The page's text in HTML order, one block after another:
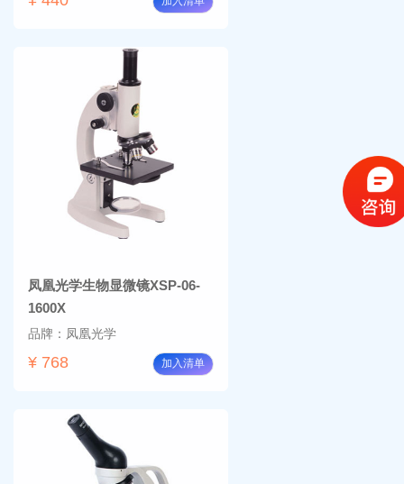
凤凰光学生物显微镜XSP-06-
1600X
品牌：凤凰光学
¥ 768 加入清单